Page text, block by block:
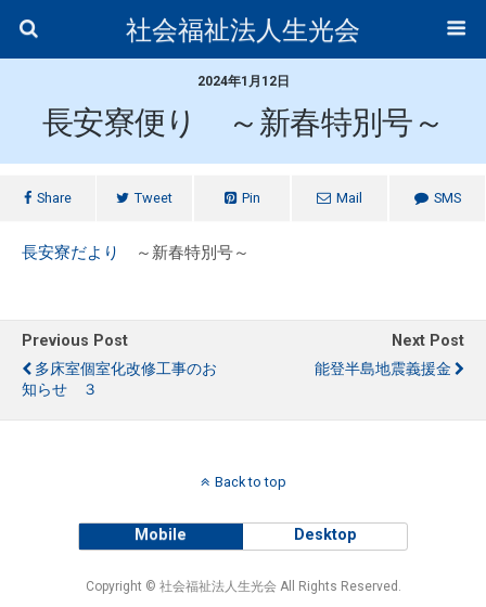
社会福祉法人生光会
2024年1月12日
長安寮便り ～新春特別号～
Share Tweet Pin Mail SMS
長安寮だより ～新春特別号～
Previous Post
多床室個室化改修工事のお
知らせ ３
Next Post
能登半島地震義援金
Back to top
Mobile Desktop
Copyright © 社会福祉法人生光会 All Rights Reserved.